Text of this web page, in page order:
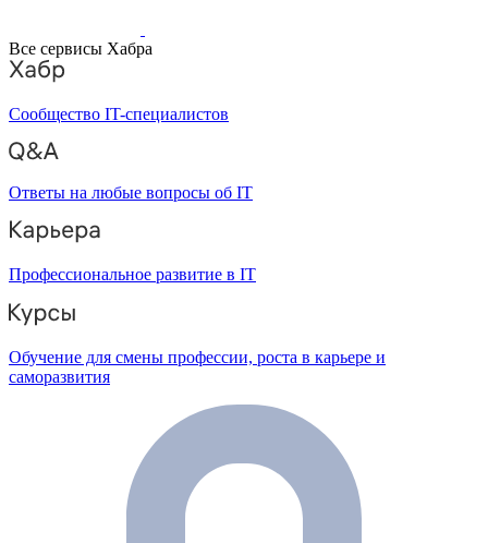
Все сервисы Хабра
Сообщество IT-специалистов
Ответы на любые вопросы об IT
Профессиональное развитие в IT
Обучение для смены профессии, роста в карьере и
саморазвития